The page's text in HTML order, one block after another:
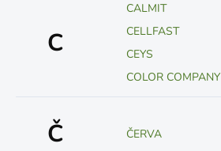
C
CALMIT
CELLFAST
CEYS
COLOR COMPANY
Č ČERVA